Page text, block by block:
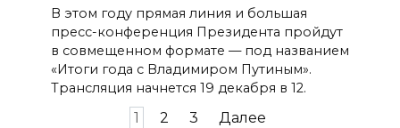
В этом году прямая линия и большая
пресс-конференция Президента пройдут
в совмещенном формате — под названием
«Итоги года с Владимиром Путиным».
Трансляция начнется 19 декабря в 12.
1 2 3 Далее